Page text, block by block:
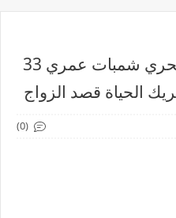
سودانية من الخرطوم بحري شمبات عمري 33
الحياة قصد الزواج
(0)